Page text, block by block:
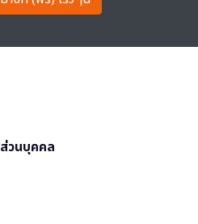
วนบุคคล